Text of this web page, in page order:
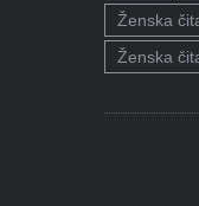
Ženska
Ženska